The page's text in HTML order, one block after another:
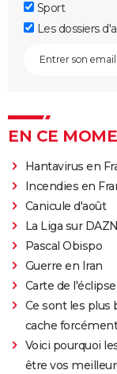
Sport
Les dossiers
EN CE
Hantavirus en
Incendies en
Canicule d'août
La Liga sur DAZN
Pascal Obispo
Guerre en Iran
Carte de
Ce sont les plus
cache
Voici pourquoi
être vos